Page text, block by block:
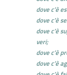
dove c’è
dove c’è
dove c’è
veri;
dove c’è
dove c’è